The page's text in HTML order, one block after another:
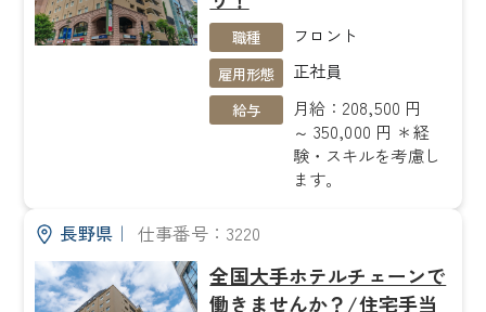
職種 フロント
雇用形態 正社員
給与
月給：208,500 円
～ 350,000 円 ＊経
験・スキルを考慮し
ます。
長野県｜ 仕事番号：3220
全国大手ホテルチェーンで
働きませんか？/住宅手当